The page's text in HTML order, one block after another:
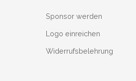
Sponsor werden
Logo einreichen
Widerrufsbelehrung